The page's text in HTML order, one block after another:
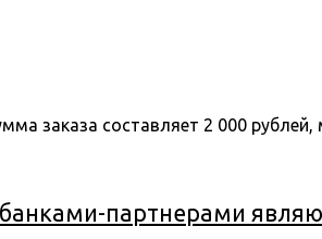
заказа составляет 2 000
партнерами